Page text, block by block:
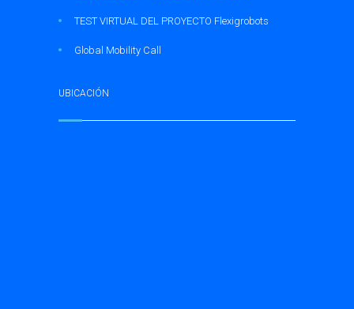
TEST VIRTUAL DEL PROYECTO Flexigrobots
Global Mobility Call
UBICACIÓN